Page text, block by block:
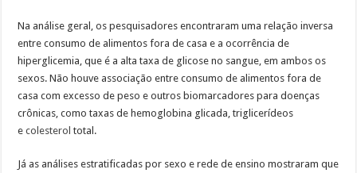
Na análise geral, os pesquisadores encontraram uma relação inversa
entre consumo de alimentos fora de casa e a ocorrência de
hiperglicemia, que é a alta taxa de glicose no sangue, em ambos os
sexos. Não houve associação entre consumo de alimentos fora de
casa com excesso de peso e outros biomarcadores para doenças
crônicas, como taxas de hemoglobina glicada, triglicerídeos
ecolesterol total.
Já as análises estratificadas por sexo e rede de ensino mostraram que